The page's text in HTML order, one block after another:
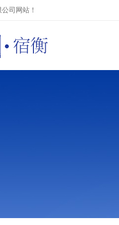
司网站！